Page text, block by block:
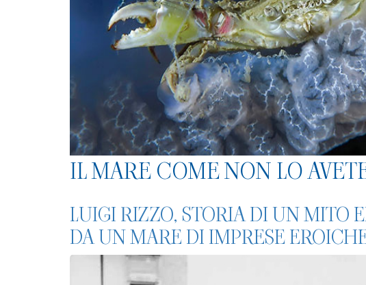
IL MARE COME NON LO
LUIGI RIZZO, STORIA DI UN MITO
DA UN MARE DI IMPRESE